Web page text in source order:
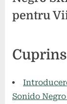
pentru
on
mai
Cuprins
Sonido Negro